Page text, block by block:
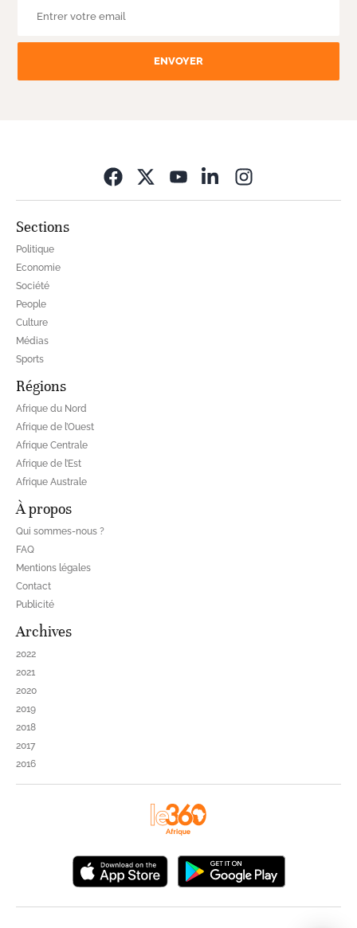
ENVOYER
Sections
Politique
Economie
Société
People
Culture
Médias
Sports
Régions
Afrique du Nord
Afrique de l’Ouest
Afrique Centrale
Afrique de l’Est
Afrique Australe
À propos
Qui sommes-nous ?
FAQ
Mentions légales
Contact
Publicité
Archives
2022
2021
2020
2019
2018
2017
2016